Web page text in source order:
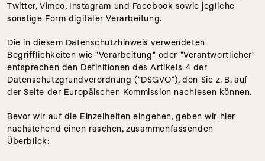
Twitter, Vimeo, Instagram und Facebook sowie jegliche
sonstige Form digitaler Verarbeitung.
Die in diesem Datenschutzhinweis verwendeten
Begrifflichkeiten wie "Verarbeitung" oder "Verantwortlicher"
entsprechen den Definitionen des Artikels 4 der
Datenschutzgrundverordnung ("DSGVO"), den Sie z. B. auf
der Seite der Europäischen Kommission nachlesen können.
Bevor wir auf die Einzelheiten eingehen, geben wir hier
nachstehend einen raschen, zusammenfassenden
Überblick: